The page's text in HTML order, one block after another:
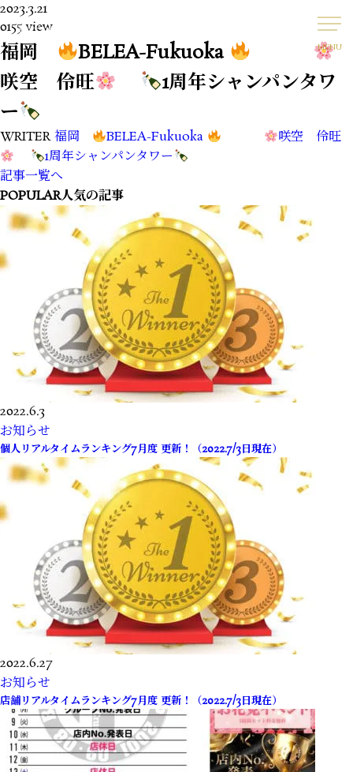
MENU
2023.3.21
0155 view
福岡
BELEA-Fukuoka
咲空 伶旺
1周年シャンパンタワ
ー
WRITER 福岡 BELEA-Fukuoka
咲空 伶旺
1周年シャンパンタワー
記事一覧へ
POPULAR人気の記事
2022.6.3
お知らせ
個人リアルタイムランキング7月度 更新！（2022.7/3日現在）
2022.6.27
お知らせ
店舗リアルタイムランキング7月度 更新！（2022.7/3日現在）